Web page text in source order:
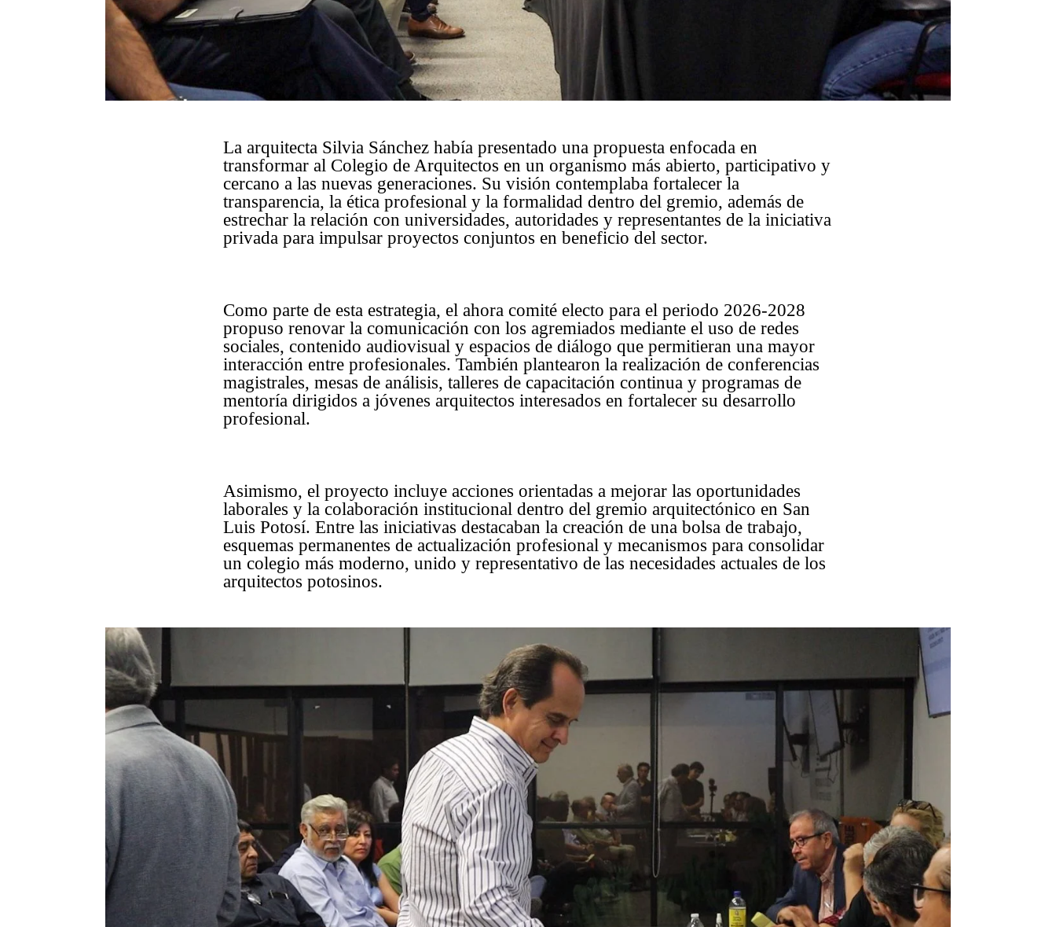
La arquitecta Silvia Sánchez había presentado una propuesta enfocada en
transformar al Colegio de Arquitectos en un organismo más abierto, participativo y
cercano a las nuevas generaciones. Su visión contemplaba fortalecer la
transparencia, la ética profesional y la formalidad dentro del gremio, además de
estrechar la relación con universidades, autoridades y representantes de la iniciativa
privada para impulsar proyectos conjuntos en beneficio del sector.
Como parte de esta estrategia, el ahora comité electo para el periodo 2026-2028
propuso renovar la comunicación con los agremiados mediante el uso de redes
sociales, contenido audiovisual y espacios de diálogo que permitieran una mayor
interacción entre profesionales. También plantearon la realización de conferencias
magistrales, mesas de análisis, talleres de capacitación continua y programas de
mentoría dirigidos a jóvenes arquitectos interesados en fortalecer su desarrollo
profesional.
Asimismo, el proyecto incluye acciones orientadas a mejorar las oportunidades
laborales y la colaboración institucional dentro del gremio arquitectónico en San
Luis Potosí. Entre las iniciativas destacaban la creación de una bolsa de trabajo,
esquemas permanentes de actualización profesional y mecanismos para consolidar
un colegio más moderno, unido y representativo de las necesidades actuales de los
arquitectos potosinos.